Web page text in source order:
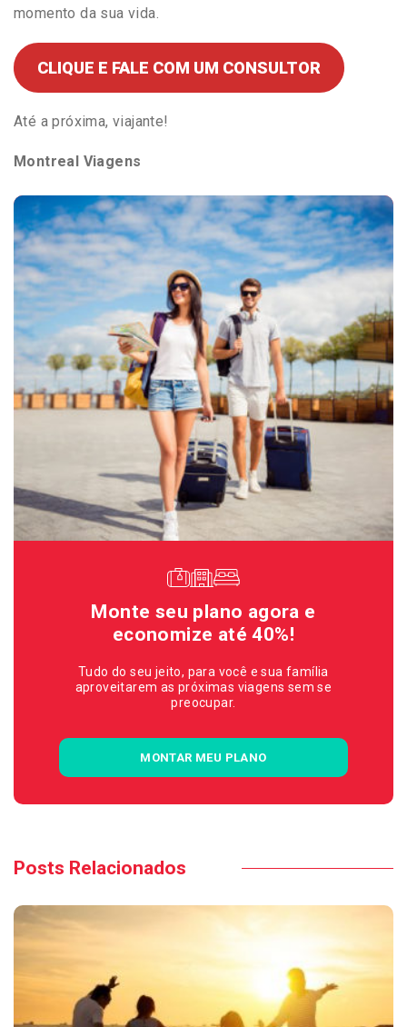
momento da sua vida.
CLIQUE E FALE COM UM CONSULTOR
Até a próxima, viajante!
Montreal Viagens
Monte seu plano agora e
economize até 40%!
Tudo do seu jeito, para você e sua família
aproveitarem as próximas viagens sem se
preocupar.
MONTAR MEU PLANO
Posts Relacionados